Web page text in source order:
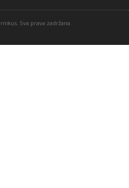
Sva prava zadržana.